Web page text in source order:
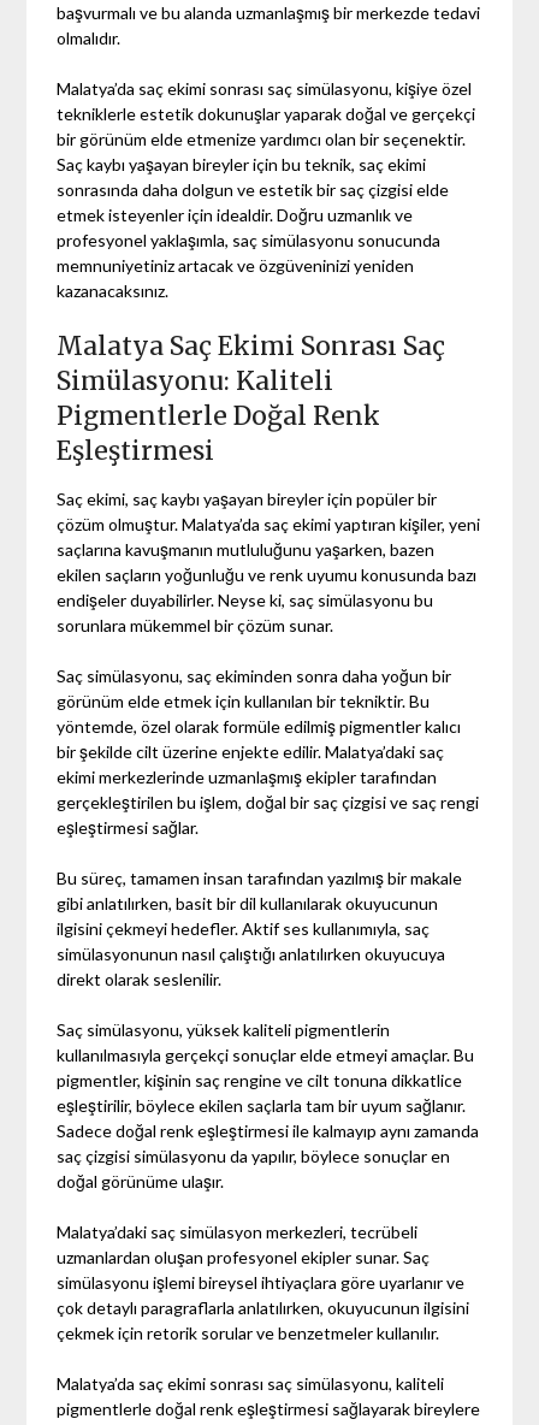
başvurmalı ve bu alanda uzmanlaşmış bir merkezde tedavi
olmalıdır.
Malatya’da saç ekimi sonrası saç simülasyonu, kişiye özel
tekniklerle estetik dokunuşlar yaparak doğal ve gerçekçi
bir görünüm elde etmenize yardımcı olan bir seçenektir.
Saç kaybı yaşayan bireyler için bu teknik, saç ekimi
sonrasında daha dolgun ve estetik bir saç çizgisi elde
etmek isteyenler için idealdir. Doğru uzmanlık ve
profesyonel yaklaşımla, saç simülasyonu sonucunda
memnuniyetiniz artacak ve özgüveninizi yeniden
kazanacaksınız.
Malatya Saç Ekimi Sonrası Saç
Simülasyonu: Kaliteli
Pigmentlerle Doğal Renk
Eşleştirmesi
Saç ekimi, saç kaybı yaşayan bireyler için popüler bir
çözüm olmuştur. Malatya’da saç ekimi yaptıran kişiler, yeni
saçlarına kavuşmanın mutluluğunu yaşarken, bazen
ekilen saçların yoğunluğu ve renk uyumu konusunda bazı
endişeler duyabilirler. Neyse ki, saç simülasyonu bu
sorunlara mükemmel bir çözüm sunar.
Saç simülasyonu, saç ekiminden sonra daha yoğun bir
görünüm elde etmek için kullanılan bir tekniktir. Bu
yöntemde, özel olarak formüle edilmiş pigmentler kalıcı
bir şekilde cilt üzerine enjekte edilir. Malatya’daki saç
ekimi merkezlerinde uzmanlaşmış ekipler tarafından
gerçekleştirilen bu işlem, doğal bir saç çizgisi ve saç rengi
eşleştirmesi sağlar.
Bu süreç, tamamen insan tarafından yazılmış bir makale
gibi anlatılırken, basit bir dil kullanılarak okuyucunun
ilgisini çekmeyi hedefler. Aktif ses kullanımıyla, saç
simülasyonunun nasıl çalıştığı anlatılırken okuyucuya
direkt olarak seslenilir.
Saç simülasyonu, yüksek kaliteli pigmentlerin
kullanılmasıyla gerçekçi sonuçlar elde etmeyi amaçlar. Bu
pigmentler, kişinin saç rengine ve cilt tonuna dikkatlice
eşleştirilir, böylece ekilen saçlarla tam bir uyum sağlanır.
Sadece doğal renk eşleştirmesi ile kalmayıp aynı zamanda
saç çizgisi simülasyonu da yapılır, böylece sonuçlar en
doğal görünüme ulaşır.
Malatya’daki saç simülasyon merkezleri, tecrübeli
uzmanlardan oluşan profesyonel ekipler sunar. Saç
simülasyonu işlemi bireysel ihtiyaçlara göre uyarlanır ve
çok detaylı paragraflarla anlatılırken, okuyucunun ilgisini
çekmek için retorik sorular ve benzetmeler kullanılır.
Malatya’da saç ekimi sonrası saç simülasyonu, kaliteli
pigmentlerle doğal renk eşleştirmesi sağlayarak bireylere